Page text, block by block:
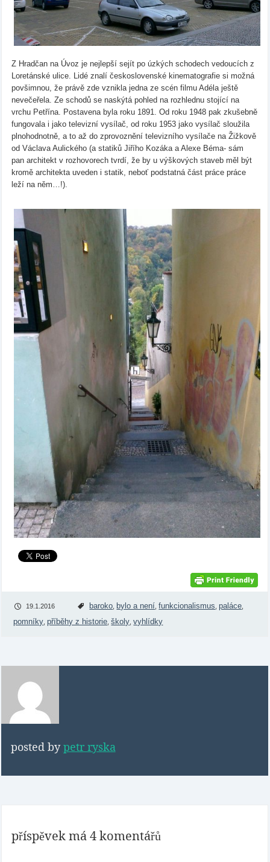
Z Hradčan na Úvoz je nejlepší sejít po úzkých schodech vedoucích z
Loretánské ulice. Lidé znalí československé kinematografie si možná
povšimnou, že právě zde vznikla jedna ze scén filmu Adéla ještě
nevečeřela. Ze schodů se naskýtá pohled na rozhlednu stojící na
vrchu Petřína. Postavena byla roku 1891. Od roku 1948 pak zkušebně
fungovala i jako televizní vysílač, od roku 1953 jako vysílač sloužila
plnohodnotně, a to až do zprovoznění televizního vysílače na Žižkově
od Václava Aulického (a statiků Jiřího Kozáka a Alexe Béma- sám
pan architekt v rozhovorech tvrdí, že by u výškových staveb měl být
kromě architekta uveden i statik, neboť podstatná část práce práce
leží na něm…!).
19.1.2016 baroko bylo a není ,funkcionalismus ,paláce
pomníky ,příběhy z historie ,školy ,vyhlídky
posted bypetr ryska
příspěvek má 4 komentářů